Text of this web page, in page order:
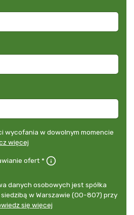
wycofania w dowolnym momencie
więcej
ofert *
danych osobowych jest spółka
siedzibą w Warszawie (00-807) przy
się więcej